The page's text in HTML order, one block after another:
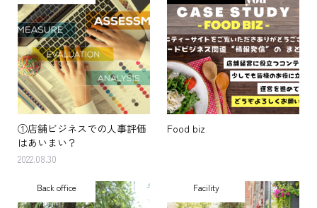
①店舗ビジネスでの人事評価
はあいまい？
2022.08.30
Food biz
Back office Facility